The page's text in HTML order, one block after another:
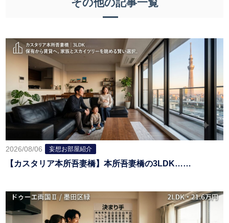
2026/08/06 妄想お部屋紹介
【カスタリア本所吾妻橋】本所吾妻橋の3LDK……